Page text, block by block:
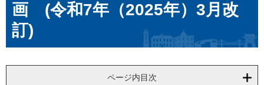
画 (令和7年（2025年）3月改
訂)
ページ内目次